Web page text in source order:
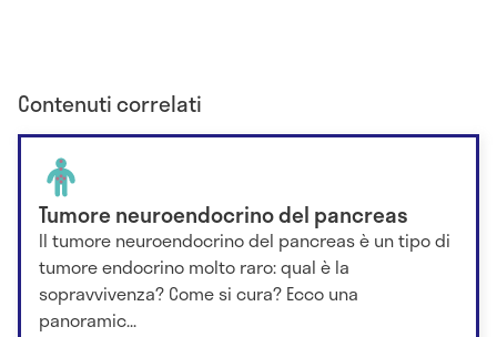
Contenuti correlati
Tumore neuroendocrino del pancreas
Il tumore neuroendocrino del pancreas è un tipo di
tumore endocrino molto raro: qual è la
sopravvivenza? Come si cura? Ecco una
panoramic...